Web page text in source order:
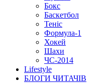
Бокс
Баскетбол
Теніс
Формула-1
Хокей
Шахи
ЧС-2014
Lifestyle
БЛОГИ ЧИТАЧІВ